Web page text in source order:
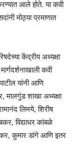
आले होते. या कवी
मोठ्या प्रमाणात
केंद्रीय अध्यक्षा
कवी
यांनी आणि
मालगुंड शाखा अध्यक्षा
लिमये, शिरीष
विद्याधर कांबळे
कुमार डांगे आणि इतर